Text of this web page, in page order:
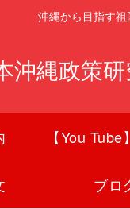
沖縄から目指す
沖縄政策
ブロ